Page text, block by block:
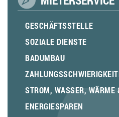
GESCHÄFTSSTELLE
SOZIALE DIENSTE
BADUMBAU
STROM, WASSER, WÄRME
ENERGIESPAREN